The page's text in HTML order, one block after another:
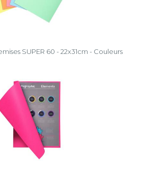
SUPER 60 - 22x31cm - Couleurs